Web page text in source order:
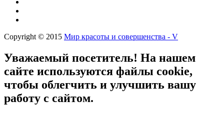
Copyright © 2015 Мир красоты и совершенства - V
Уважаемый посетитель! На нашем
сайте используются файлы cookie,
чтобы облегчить и улучшить вашу
работу с сайтом.